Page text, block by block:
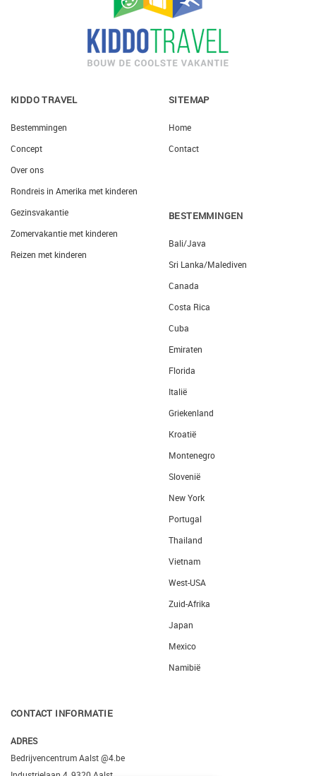
KIDDO TRAVEL
Bestemmingen
Concept
Over ons
Rondreis in Amerika met kinderen
Gezinsvakantie
Zomervakantie met kinderen
Reizen met kinderen
SITEMAP
Home
Contact
BESTEMMINGEN
Bali/Java
Sri Lanka/Malediven
Canada
Costa Rica
Cuba
Emiraten
Florida
Italië
Griekenland
Kroatië
Montenegro
Slovenië
New York
Portugal
Thailand
Vietnam
West-USA
Zuid-Afrika
Japan
Mexico
Namibië
CONTACT INFORMATIE
ADRES
Bedrijvencentrum Aalst @4.be